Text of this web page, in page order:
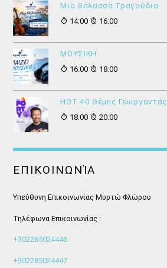
Μια Θάλασσα Τραγούδια
14:00
16:00
ΜΟΥΣΙΚΗ
16:00
18:00
HOT 40 Θέμης Γεωργαντάς
18:00
20:00
ΕΠΙΚΟΙΝΩΝΊΑ
Υπεύθυνη Επικοινωνίας Μυρτώ Φλώρου
Τηλέφωνα Επικοινωνίας :
+302285024446
+302285024447